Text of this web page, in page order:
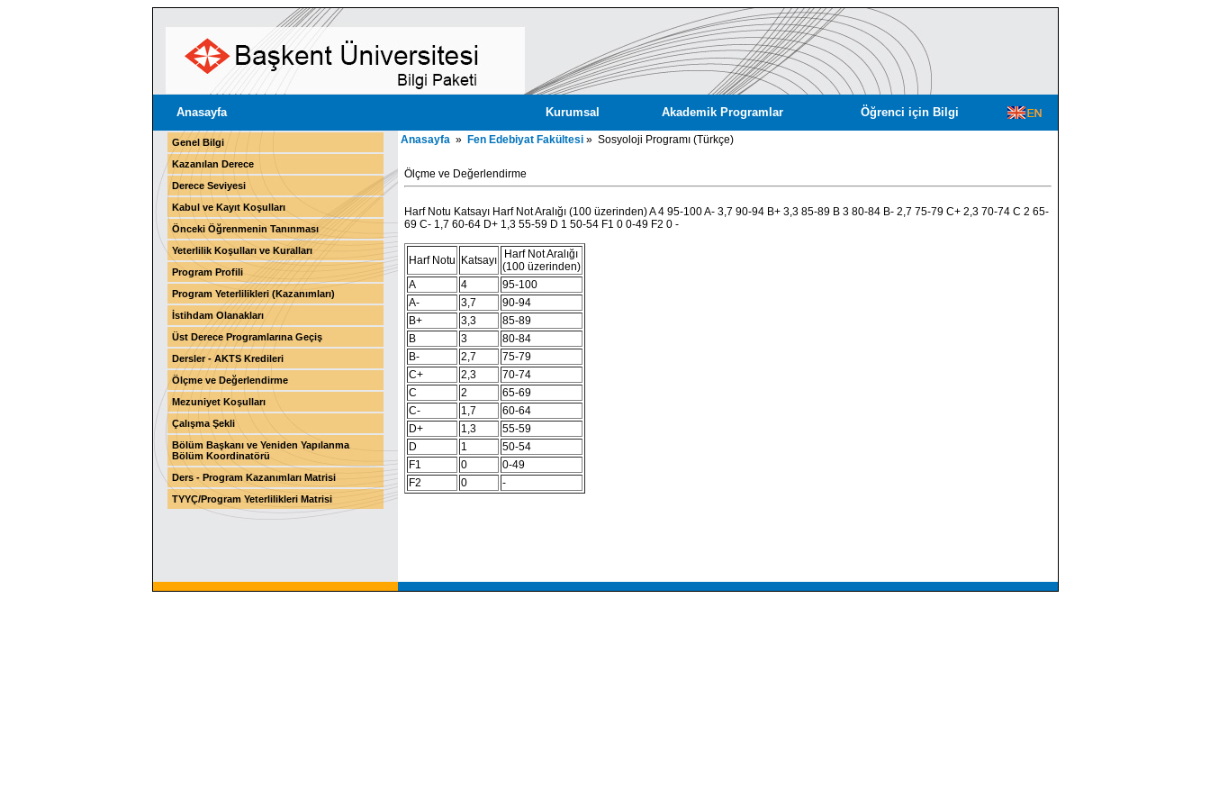
Anasayfa Kurumsal Akademik Programlar Öğrenci için Bilgi
Genel Bilgi
Kazanılan Derece
Derece Seviyesi
Kabul ve Kayıt Koşulları
Önceki Öğrenmenin Tanınması
Yeterlilik Koşulları ve Kuralları
Program Profili
Program Yeterlilikleri (Kazanımları)
İstihdam Olanakları
Üst Derece Programlarına Geçiş
Dersler - AKTS Kredileri
Ölçme ve Değerlendirme
Mezuniyet Koşulları
Çalışma Şekli
Bölüm Başkanı ve Yeniden Yapılanma
Bölüm Koordinatörü
Ders - Program Kazanımları Matrisi
TYYÇ/Program Yeterlilikleri Matrisi
Anasayfa» Fen Edebiyat Fakültesi» Sosyoloji Programı (Türkçe)
Ölçme ve Değerlendirme
Harf Notu Katsayı Harf Not Aralığı (100 üzerinden) A 4 95-100 A- 3,7 90-94 B+ 3,3 85-89 B 3 80-84 B- 2,7 75-79 C+ 2,3 70-74 C 2 65-
69 C- 1,7 60-64 D+ 1,3 55-59 D 1 50-54 F1 0 0-49 F2 0 -
Harf Notu Katsayı
Harf Not Aralığı
(100 üzerinden)
A
4
95-100
A-
3,7
90-94
B+
3,3
85-89
B
3
80-84
B-
2,7
75-79
C+
2,3
70-74
C
2
65-69
C-
1,7
60-64
D+
1,3
55-59
D
1
50-54
F1
0
0-49
F2
0 -